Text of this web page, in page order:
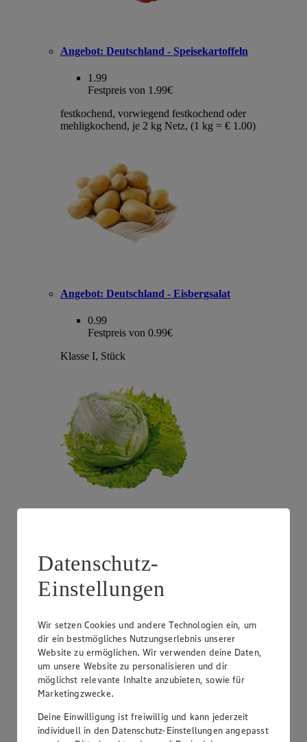
Angebot: Deutschland - Speisekartoffeln
1.99
Festpreis von 1.99€
festkochend, vorwiegend festkochend oder
mehligkochend, je 2 kg Netz, (1 kg = € 1.00)
Angebot: Deutschland - Eisbergsalat
0.99
Festpreis von 0.99€
Klasse I, Stück
Festpreis von 1.99€
1 kg
Datenschutz-
Einstellungen
Wir setzen Cookies und andere Technologien ein, um
dir ein bestmögliches Nutzungserlebnis unserer
Website zu ermöglichen. Wir verwenden deine Daten,
um unsere Website zu personalisieren und dir
möglichst relevante Inhalte anzubieten, sowie für
Marketingzwecke.
Deine Einwilligung ist freiwillig und kann jederzeit
individuell in den Datenschutz-Einstellungen angepasst